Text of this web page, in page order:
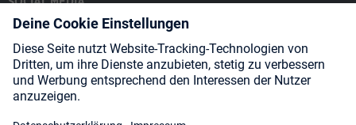
Payment Methods